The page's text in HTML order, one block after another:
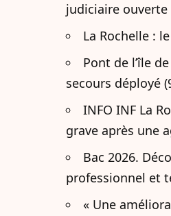
judiciaire ouverte
La Rochelle :
Pont de l’île
secours déployé
INFO INF La
grave après une
Bac 2026.
professionnel et
« Une